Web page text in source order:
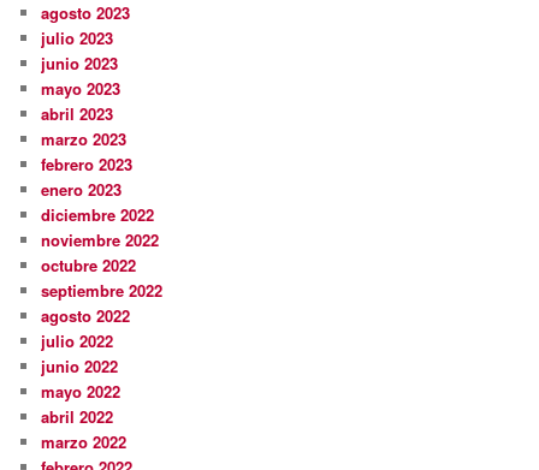
agosto 2023
julio 2023
junio 2023
mayo 2023
abril 2023
marzo 2023
febrero 2023
enero 2023
diciembre 2022
noviembre 2022
octubre 2022
septiembre 2022
agosto 2022
julio 2022
junio 2022
mayo 2022
abril 2022
marzo 2022